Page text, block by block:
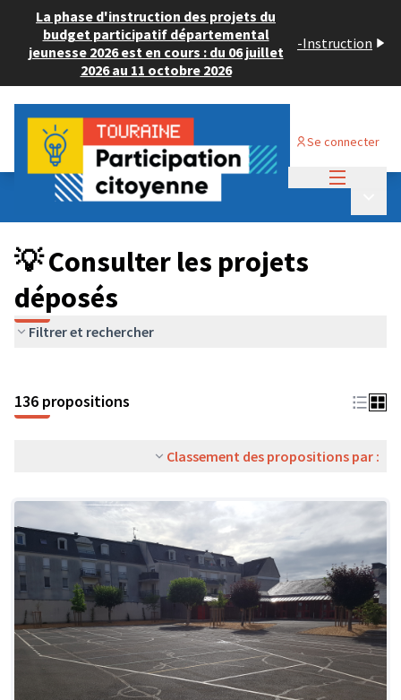
La phase d'instruction des projets du
budget participatif départemental
jeunesse 2026 est en cours : du 06 juillet
2026 au 11 octobre 2026
-Instruction
Se connecter
Budget Participatif JEUNESSE 2024
💡 Consulter les projets déposés
💡 Consulter les projets
déposés
Filtrer et rechercher
136 propositions
Classement des propositions par :